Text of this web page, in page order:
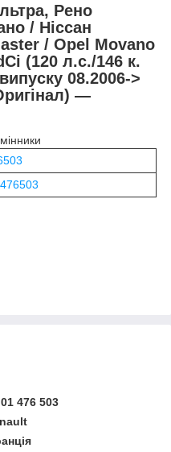
Рено
/ Ніссан
/ Opel Movano
(120 л.с./146 к.
08.2006->
―
476 503